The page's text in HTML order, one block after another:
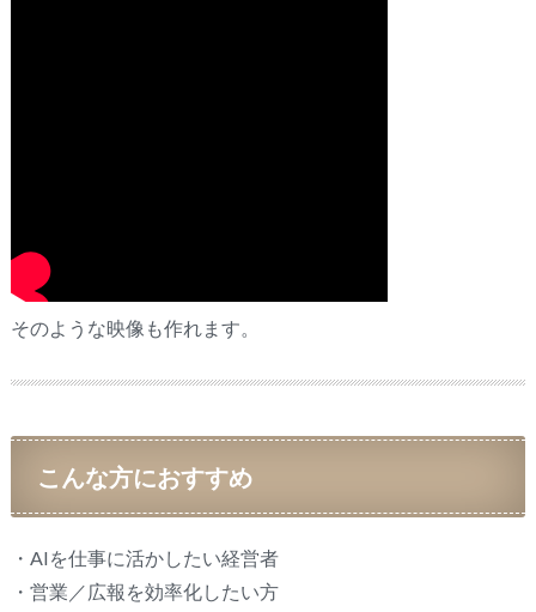
そのような映像も作れます。
こんな方におすすめ
・AIを仕事に活かしたい経営者
・営業／広報を効率化したい方